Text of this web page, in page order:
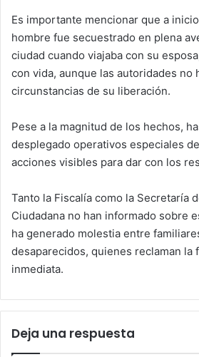
Es importante mencionar que a
hombre fue secuestrado en plena
ciudad cuando viajaba con su
con vida, aunque las autoridades no
circunstancias de su liberación.
Pese a la magnitud de los hechos,
desplegado operativos especiales
acciones visibles para dar con los
Tanto la Fiscalía como la Secretaría
Ciudadana no han informado sobre
ha generado molestia entre
desaparecidos, quienes reclaman la
inmediata.
Deja una respuesta